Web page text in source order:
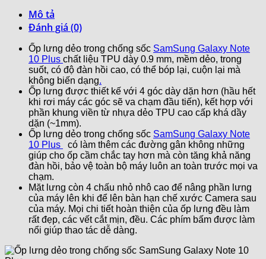
Mô tả
Đánh giá (0)
Ốp lưng dẻo trong chống sốc SamSung Galaxy Note
10 Plus chất liệu TPU dày 0.9 mm, mềm dẻo, trong
suốt, có độ đàn hồi cao, có thể bóp lại, cuộn lại mà
không biến dạng.
Ốp lưng được thiết kế với 4 góc dày dặn hơn (hầu hết
khi rơi máy các góc sẽ va chạm đầu tiến), kết hợp với
phần khung viền từ nhựa dẻo TPU cao cấp khá dầy
dặn (~1mm).
Ốp lưng dẻo trong chống sốc SamSung Galaxy Note
10 Plus
có làm thêm các đường gân không những
giúp cho ốp cầm chắc tay hơn mà còn tăng khả năng
đàn hồi, bảo vệ toàn bộ máy luôn an toàn trước mọi va
chạm.
Mặt lưng còn 4 chấu nhỏ nhô cao để nâng phần lưng
của máy lên khi để lên bàn hạn chế xước Camera sau
của máy. Mọi chi tiết hoàn thiện của ốp lưng đều làm
rất đẹp, các vết cắt mịn, đều. Các phím bấm được làm
nổi giúp thao tác dễ dàng.